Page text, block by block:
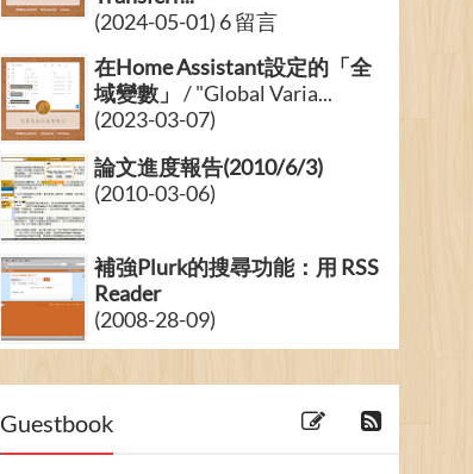
(2024-05-01) 6 留言
在Home Assistant設定的「全
域變數」 / "Global Varia...
(2023-03-07)
論文進度報告(2010/6/3)
(2010-03-06)
補強Plurk的搜尋功能：用 RSS
Reader
(2008-28-09)
職業：程式設計師
(2007-19-11) 4 留言
Guestbook